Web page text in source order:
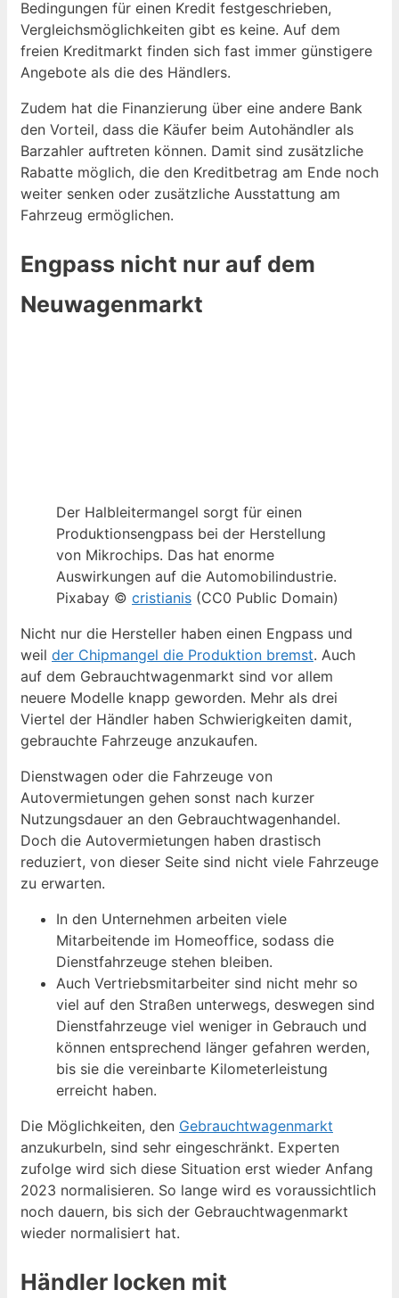
Bedingungen für einen Kredit festgeschrieben,
Vergleichsmöglichkeiten gibt es keine. Auf dem
freien Kreditmarkt finden sich fast immer günstigere
Angebote als die des Händlers.
Zudem hat die Finanzierung über eine andere Bank
den Vorteil, dass die Käufer beim Autohändler als
Barzahler auftreten können. Damit sind zusätzliche
Rabatte möglich, die den Kreditbetrag am Ende noch
weiter senken oder zusätzliche Ausstattung am
Fahrzeug ermöglichen.
Engpass nicht nur auf dem
Neuwagenmarkt
Der Halbleitermangel sorgt für einen
Produktionsengpass bei der Herstellung
von Mikrochips. Das hat enorme
Auswirkungen auf die Automobilindustrie.
Pixabay © cristianis (CC0 Public Domain)
Nicht nur die Hersteller haben einen Engpass und
weil der Chipmangel die Produktion bremst. Auch
auf dem Gebrauchtwagenmarkt sind vor allem
neuere Modelle knapp geworden. Mehr als drei
Viertel der Händler haben Schwierigkeiten damit,
gebrauchte Fahrzeuge anzukaufen.
Dienstwagen oder die Fahrzeuge von
Autovermietungen gehen sonst nach kurzer
Nutzungsdauer an den Gebrauchtwagenhandel.
Doch die Autovermietungen haben drastisch
reduziert, von dieser Seite sind nicht viele Fahrzeuge
zu erwarten.
In den Unternehmen arbeiten viele
Mitarbeitende im Homeoffice, sodass die
Dienstfahrzeuge stehen bleiben.
Auch Vertriebsmitarbeiter sind nicht mehr so
viel auf den Straßen unterwegs, deswegen sind
Dienstfahrzeuge viel weniger in Gebrauch und
können entsprechend länger gefahren werden,
bis sie die vereinbarte Kilometerleistung
erreicht haben.
Die Möglichkeiten, den Gebrauchtwagenmarkt
anzukurbeln, sind sehr eingeschränkt. Experten
zufolge wird sich diese Situation erst wieder Anfang
2023 normalisieren. So lange wird es voraussichtlich
noch dauern, bis sich der Gebrauchtwagenmarkt
wieder normalisiert hat.
Händler locken mit